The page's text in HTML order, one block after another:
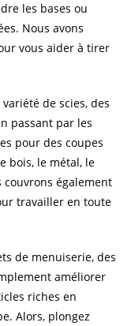
les bases ou
Nous avons
vous aider à tirer
de scies, des
passant par les
pour des coupes
bois, le métal, le
couvrons également
travailler en toute
de menuiserie, des
améliorer
riches en
Alors, plongez